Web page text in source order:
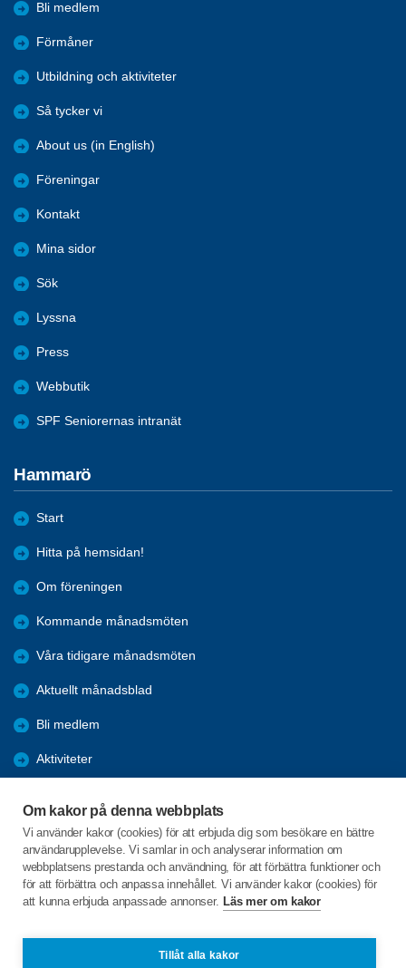
Om kakor på denna webbplats
Vi använder kakor (cookies) för att erbjuda dig som besökare en bättre
användarupplevelse. Vi samlar in och analyserar information om
webbplatsens prestanda och användning, för att förbättra funktioner och
för att förbättra och anpassa innehållet. Vi använder kakor (cookies) för
att kunna erbjuda anpassade annonser. Läs mer om kakor
Tillåt alla kakor
Bli medlem
Förmåner
Utbildning och aktiviteter
Så tycker vi
About us (in English)
Föreningar
Kontakt
Mina sidor
Sök
Lyssna
Press
Webbutik
SPF Seniorernas intranät
Hammarö
Start
Hitta på hemsidan!
Om föreningen
Kommande månadsmöten
Våra tidigare månadsmöten
Aktuellt månadsblad
Bli medlem
Aktiviteter
Referat
Årsmöten
Öppet hus